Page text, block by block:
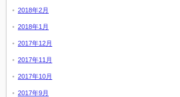
2018年2月
2018年1月
2017年12月
2017年11月
2017年10月
2017年9月